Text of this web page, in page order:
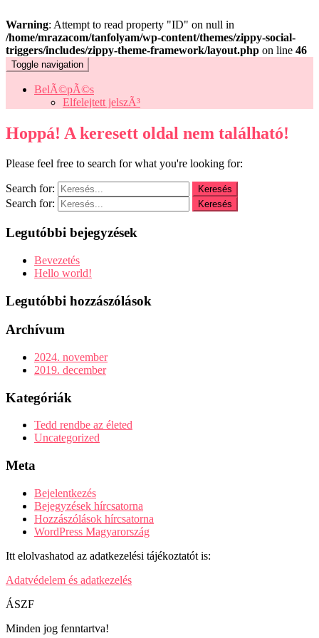
Warning: Attempt to read property "ID" on null in
/home/mrazacom/tanfolyam/wp-content/themes/zippy-social-
triggers/includes/zippy-theme-framework/layout.php on line 46
Toggle navigation
BelÃ©pÃ©s
Elfelejtett jelszÃ³
Hoppá! A keresett oldal nem található!
Please feel free to search for what you're looking for:
Search for:
Search for:
Legutóbbi bejegyzések
Bevezetés
Hello world!
Legutóbbi hozzászólások
Archívum
2024. november
2019. december
Kategóriák
Tedd rendbe az életed
Uncategorized
Meta
Bejelentkezés
Bejegyzések hírcsatorna
Hozzászólások hírcsatorna
WordPress Magyarország
Itt elolvashatod az adatkezelési tájékoztatót is:
Adatvédelem és adatkezelés
ÁSZF
Minden jog fenntartva!